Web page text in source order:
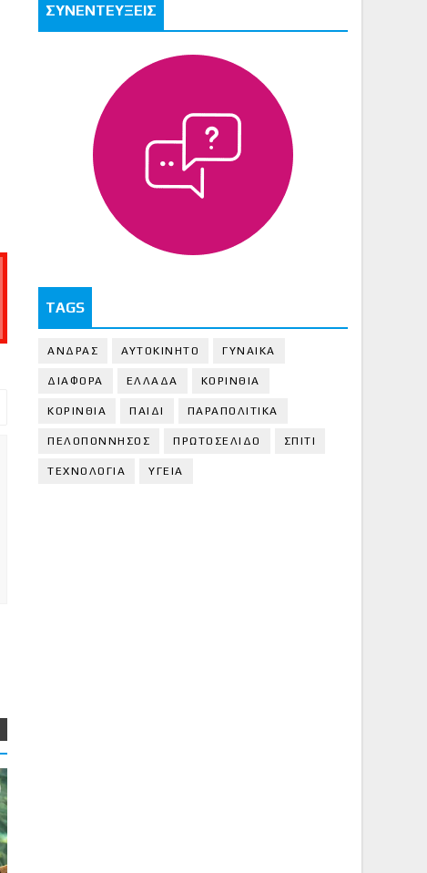
ΣΥΝΕΝΤΕΥΞΕΙΣ
TAGS
ΑΝΔΡΑΣ ΑΥΤΟΚΙΝΗΤΟ ΓΥΝΑΙΚΑ
ΔΙΑΦΟΡΑ ΕΛΛΑΔΑ ΚΟΡΙΝΘΙΑ
ΚΟΡΙΝΘΙA ΠΑΙΔΙ ΠΑΡΑΠΟΛΙΤΙΚΑ
ΠΕΛΟΠΟΝΝΗΣΟΣ ΠΡΩΤΟΣΕΛΙΔΟ ΣΠΙΤΙ
ΤΕΧΝΟΛΟΓΙΑ ΥΓΕΙΑ